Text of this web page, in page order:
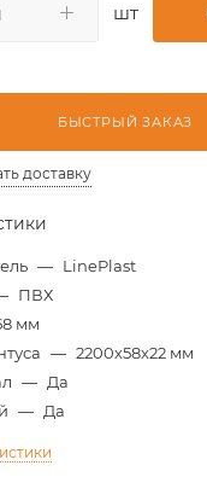
шт
БЫСТРЫЙ ЗАКАЗ
доставку
— LinePlast
ПВХ
мм
— 2200х58х22 мм
— Да
— Да